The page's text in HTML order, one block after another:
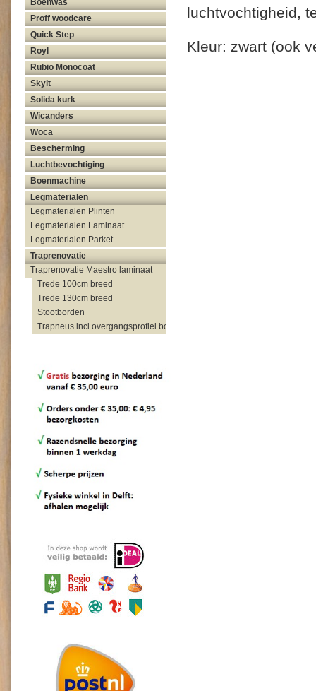
Boenwas
Proff woodcare
Quick Step
Royl
Rubio Monocoat
Skylt
Solida kurk
Wicanders
Woca
Bescherming
Luchtbevochtiging
Boenmachine
Legmaterialen
Legmaterialen Plinten
Legmaterialen Laminaat
Legmaterialen Parket
Traprenovatie
Traprenovatie Maestro laminaat
Trede 100cm breed
Trede 130cm breed
Stootborden
Trapneus incl overgangsprofiel bovenzijde trap
luchtvochtigheid,
Kleur: zwart (ook